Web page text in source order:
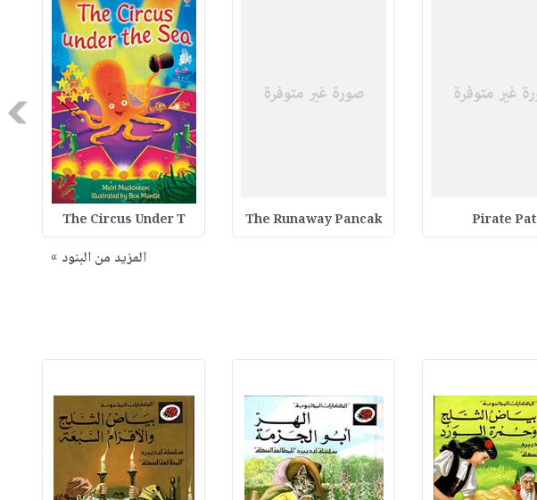
Pirate Pat
The Runaway Pancak
The Circus Under T
المزيد من البنود »